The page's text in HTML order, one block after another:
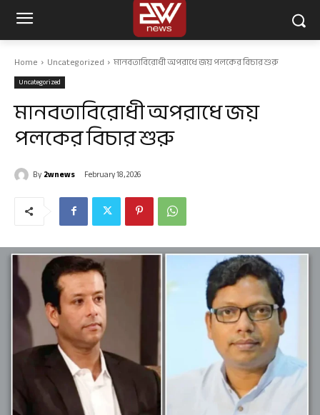
Home Uncategorized মানবতাবিরোধী অপরাধে জয় পলকের বিচার শুরু
Uncategorized
মানবতাবিরোধী অপরাধে জয়
পলকের বিচার শুরু
By2wnews February 18, 2026